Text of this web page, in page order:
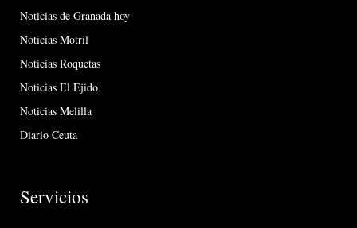
Noticias de Granada hoy
Noticias Motril
Noticias Roquetas
Noticias El Ejido
Noticias Melilla
Diario Ceuta
Servicios